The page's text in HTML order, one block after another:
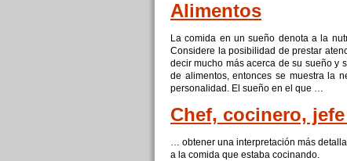
Alimentos
Lacomida en un sueño denota a la
Considere la posibilidad de prestar
decir mucho más acerca de su sueño y
de alimentos, entonces se muestra la
personalidad. El sueño en el que …
Chef, cocinero,
… obtener una interpretación más
a la comida que estaba cocinando.